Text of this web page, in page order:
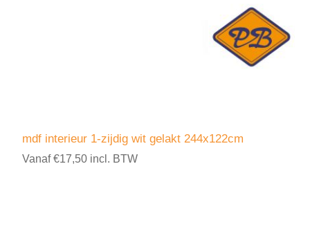
mdf interieur 1-zijdig wit gelakt 244x122cm
Vanaf €17,50 incl. BTW